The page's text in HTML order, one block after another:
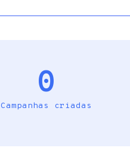
0
Campanhas criadas